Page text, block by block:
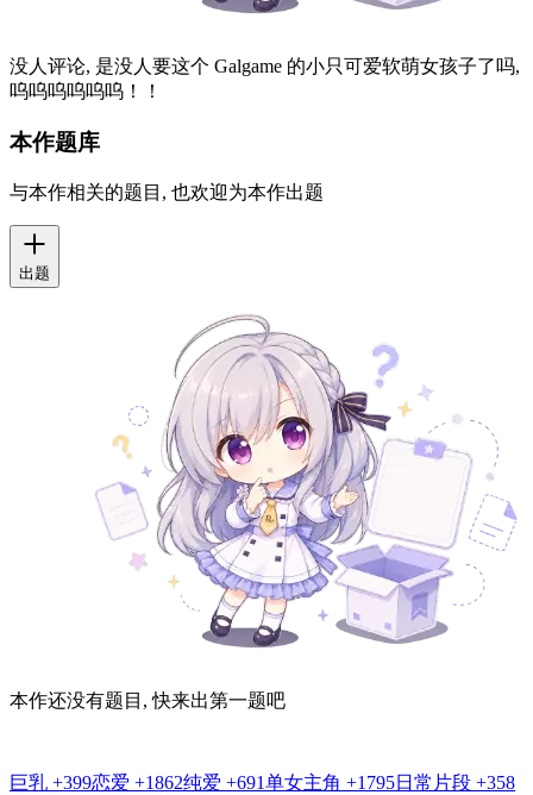
没人评论, 是没人要这个 Galgame 的小只可爱软萌女孩子了吗,
呜呜呜呜呜呜！！
本作题库
与本作相关的题目, 也欢迎为本作出题
出题
本作还没有题目, 快来出第一题吧
巨乳 +399恋爱 +1862纯爱 +691单女主角 +1795日常片段 +358